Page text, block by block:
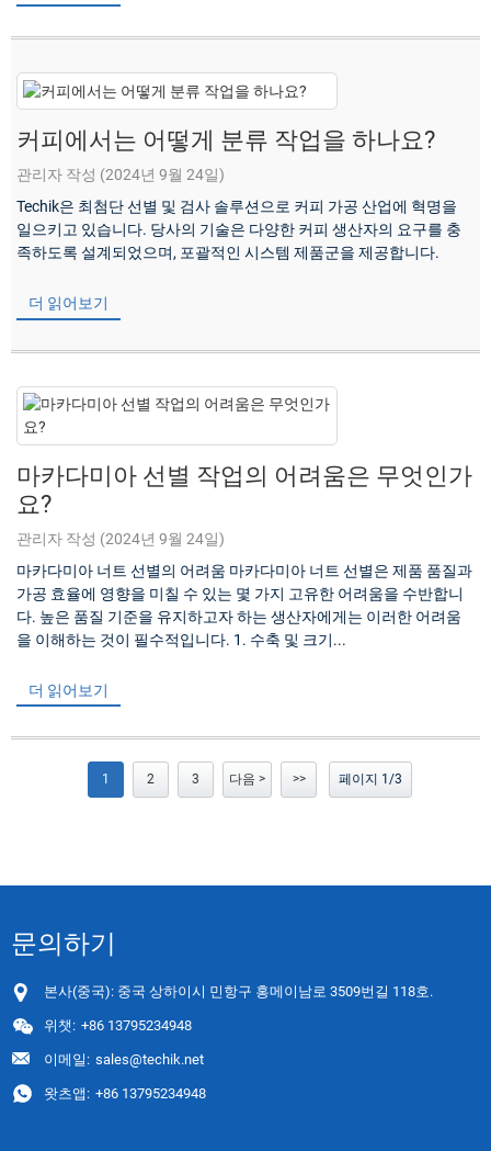
커피에서는 어떻게 분류 작업을 하나요?
관리자 작성 (2024년 9월 24일)
Techik은 최첨단 선별 및 검사 솔루션으로 커피 가공 산업에 혁명을
일으키고 있습니다. 당사의 기술은 다양한 커피 생산자의 요구를 충
족하도록 설계되었으며, 포괄적인 시스템 제품군을 제공합니다.
더 읽어보기
마카다미아 선별 작업의 어려움은 무엇인가
요?
관리자 작성 (2024년 9월 24일)
마카다미아 너트 선별의 어려움 마카다미아 너트 선별은 제품 품질과
가공 효율에 영향을 미칠 수 있는 몇 가지 고유한 어려움을 수반합니
다. 높은 품질 기준을 유지하고자 하는 생산자에게는 이러한 어려움
을 이해하는 것이 필수적입니다. 1. 수축 및 크기...
더 읽어보기
1 2 3 다음 > >> 페이지 1/3
문의하기
본사(중국): 중국 상하이시 민항구 홍메이남로 3509번길 118호.
위챗: +86 13795234948
이메일: sales@techik.net
왓츠앱: +86 13795234948